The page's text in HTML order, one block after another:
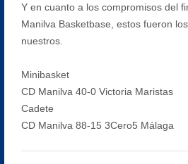
Y en cuanto a los compromisos del
Manilva Basketbase, estos fueron
nuestros.
Minibasket
CD Manilva 40-0 Victoria Maristas
Cadete
CD Manilva 88-15 3Cero5 Málaga